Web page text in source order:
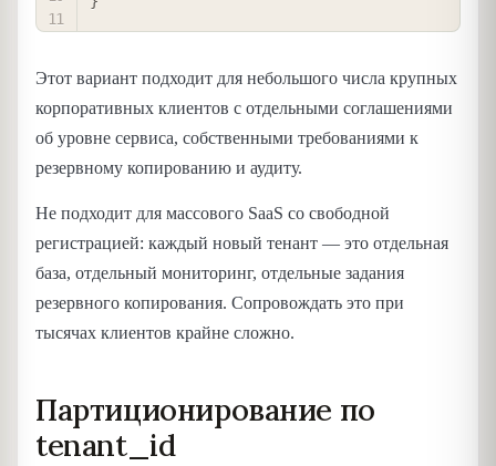
Этот вариант подходит для небольшого числа крупных
корпоративных клиентов с отдельными соглашениями
об уровне сервиса, собственными требованиями к
резервному копированию и аудиту.
Не подходит для массового SaaS со свободной
регистрацией: каждый новый тенант — это отдельная
база, отдельный мониторинг, отдельные задания
резервного копирования. Сопровождать это при
тысячах клиентов крайне сложно.
Партиционирование по
tenant_id